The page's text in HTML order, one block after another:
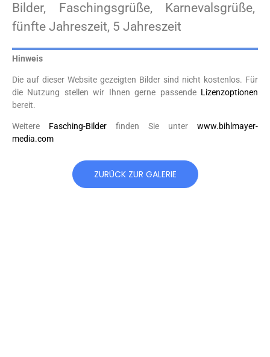
Bilder, Faschingsgrüße, Karnevalsgrüße,
fünfte Jahreszeit, 5 Jahreszeit
Hinweis
Die auf dieser Website gezeigten Bilder sind nicht kostenlos. Für
die Nutzung stellen wir Ihnen gerne passende Lizenzoptionen
bereit.
Weitere Fasching-Bilder finden Sie unter www.bihlmayer-
media.com
ZURÜCK ZUR GALERIE